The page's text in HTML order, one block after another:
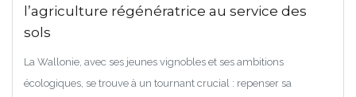
l’agriculture régénératrice au service des
sols
La Wallonie, avec ses jeunes vignobles et ses ambitions
écologiques, se trouve à un tournant crucial : repenser sa